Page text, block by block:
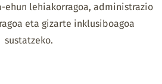
ehun lehiakorragoa, administrazio
eta gizarte inklusiboagoa
sustatzeko.